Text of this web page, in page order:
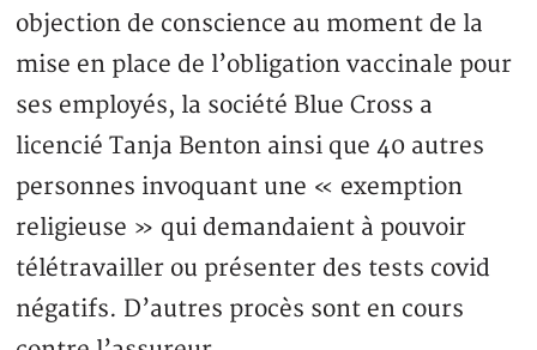
objection de conscience au moment de la
mise en place de l’obligation vaccinale pour
ses employés, la société Blue Cross a
licencié Tanja Benton ainsi que 40 autres
personnes invoquant une « exemption
religieuse » qui demandaient à pouvoir
télétravailler ou présenter des tests covid
négatifs. D’autres procès sont en cours